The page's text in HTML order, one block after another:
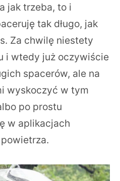
jak trzeba, to i
tak długo, jak
Za chwilę niestety
i wtedy już oczywiście
spacerów, ale na
wyskoczyć w tym
po prostu
w aplikacjach